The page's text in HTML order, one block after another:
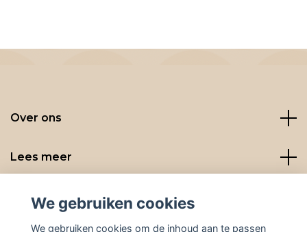
Over ons
Lees meer
Social media
We gebruiken cookies
We gebruiken cookies om de inhoud aan te passen